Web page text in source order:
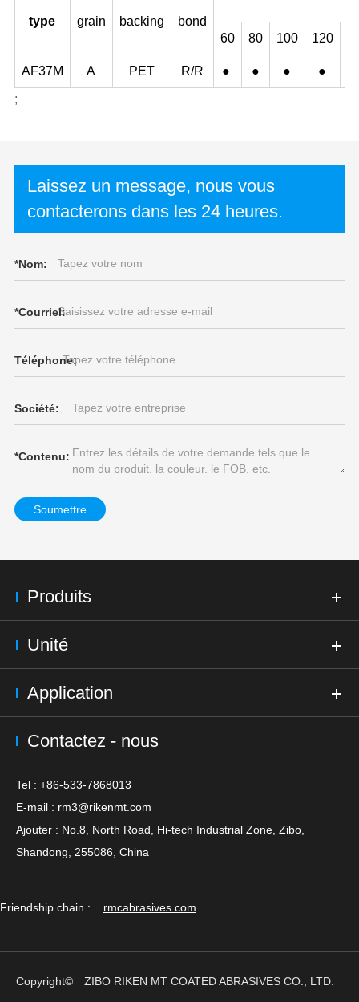
type grain backing
bond
60
80 100 120
AF37M A PET R/R ● ● ● ●
;
Laissez un message, nous vous
contacterons dans les 24 heures.
*Nom:
*Courriel:
Téléphone:
Société:
*Contenu:
Soumettre
Produits
Unité
Application
Contactez - nous
Tel : +86-533-7868013
E-mail : rm3@rikenmt.com
Ajouter : No.8, North Road, Hi-tech Industrial Zone, Zibo,
Shandong, 255086, China
Friendship chain : rmcabrasives.com
Copyright©
ZIBO RIKEN MT COATED ABRASIVES CO., LTD.